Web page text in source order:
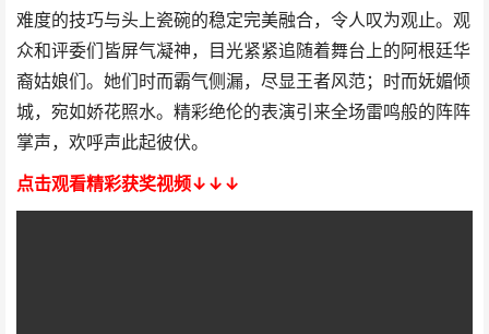
难度的技巧与头上瓷碗的稳定完美融合，令人叹为观止。观
众和评委们皆屏气凝神，目光紧紧追随着舞台上的阿根廷华
裔姑娘们。她们时而霸气侧漏，尽显王者风范；时而妩媚倾
城，宛如娇花照水。精彩绝伦的表演引来全场雷鸣般的阵阵
掌声，欢呼声此起彼伏。
点击观看精彩获奖视频↓↓↓